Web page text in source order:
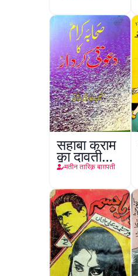
सहाबा कराम
का दावती
किरदार
मतीन तारिक़ बाग़पती